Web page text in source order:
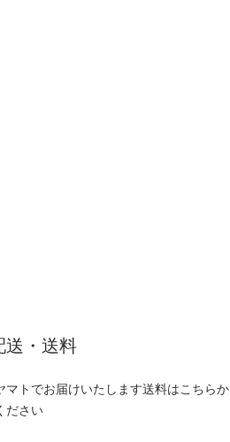
送・送料
マトでお届けいたします送料はこちらか
ださい